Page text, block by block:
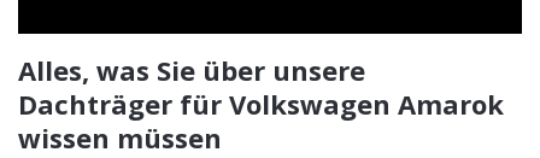
Alles, was Sie über unsere
Dachträger für Volkswagen Amarok
wissen müssen